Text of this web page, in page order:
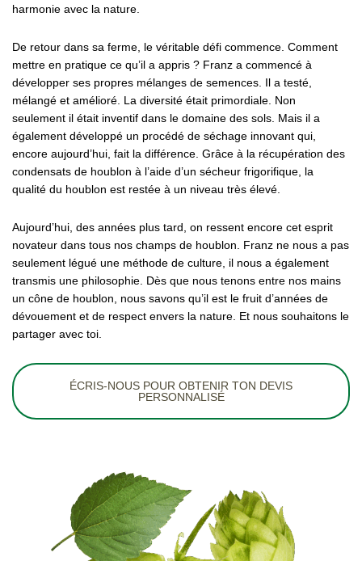
harmonie avec la nature.
De retour dans sa ferme, le véritable défi commence. Comment
mettre en pratique ce qu’il a appris ? Franz a commencé à
développer ses propres mélanges de semences. Il a testé,
mélangé et amélioré. La diversité était primordiale. Non
seulement il était inventif dans le domaine des sols. Mais il a
également développé un procédé de séchage innovant qui,
encore aujourd’hui, fait la différence. Grâce à la récupération des
condensats de houblon à l’aide d’un sécheur frigorifique, la
qualité du houblon est restée à un niveau très élevé.
Aujourd’hui, des années plus tard, on ressent encore cet esprit
novateur dans tous nos champs de houblon. Franz ne nous a pas
seulement légué une méthode de culture, il nous a également
transmis une philosophie. Dès que nous tenons entre nos mains
un cône de houblon, nous savons qu’il est le fruit d’années de
dévouement et de respect envers la nature. Et nous souhaitons le
partager avec toi.
ÉCRIS-NOUS POUR OBTENIR TON DEVIS
PERSONNALISÉ